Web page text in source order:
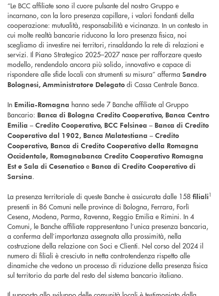
“Le BCC affiliate sono il cuore pulsante del nostro Gruppo e
incarnano, con la loro presenza capillare, i valori fondanti della
cooperazione: mutualità, responsabilità e vicinanza. In un contesto in
cui molte realtà bancarie riducono la loro presenza fisica, noi
scegliamo di investire nei territori, rinsaldando la rete di relazioni e
servizi. Il Piano Strategico 2025–2027 nasce per rafforzare questo
modello, rendendolo ancora più solido, innovativo e capace di
rispondere alle sfide locali con strumenti su misura” afferma Sandro
Bolognesi, Amministratore Delegato di Cassa Centrale Banca.
In Emilia-Romagna hanno sede 7 Banche affiliate al Gruppo
Bancario: Banca di Bologna Credito Cooperativo, Banca Centro
Emilia – Credito Cooperativo, BCC Felsinea – Banca di Credito
Cooperativo dal 1902, Banca Malatestiana – Credito
Cooperativo, Banca di Credito Cooperativo della Romagna
Occidentale, Romagnabanca Credito Cooperativo Romagna
Est e Sala di Cesenatico e Banca di Credito Cooperativo di
Sarsina.
La presenza territoriale di queste Banche è assicurata dalle 158 filiali1
presenti in 86 Comuni nelle province di Bologna, Ferrara, Forlì
Cesena, Modena, Parma, Ravenna, Reggio Emilia e Rimini. In 4
Comuni, le Banche affiliate rappresentano l’unica presenza bancaria,
a conferma dell’importanza assegnata alla prossimità, nella
costruzione della relazione con Soci e Clienti. Nel corso del 2024 il
numero di filiali è cresciuto in netta controtendenza rispetto alle
dinamiche che vedono un processo di riduzione della presenza fisica
sul territorio da parte del resto del sistema bancario italiano.